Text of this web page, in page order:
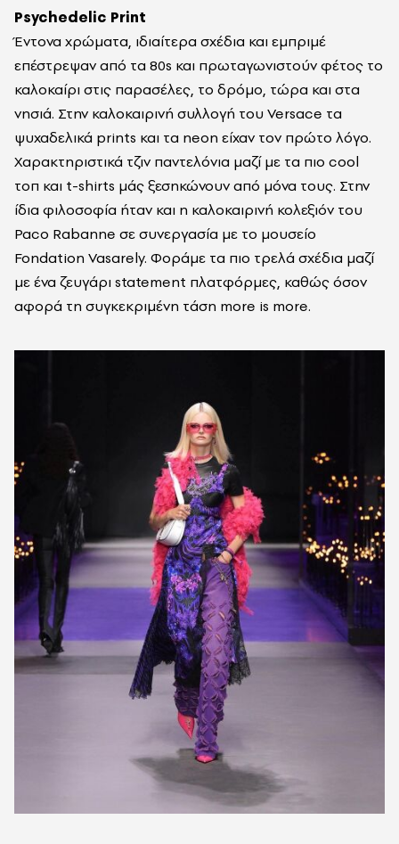
Psychedelic Print
Έντονα χρώματα, ιδιαίτερα σχέδια και εμπριμέ
επέστρεψαν από τα 80s και πρωταγωνιστούν φέτος το
καλοκαίρι στις παρασέλες, το δρόμο, τώρα και στα
νησιά. Στην καλοκαιρινή συλλογή του Versace τα
ψυχαδελικά prints και τα neon είχαν τον πρώτο λόγο.
Χαρακτηριστικά τζιν παντελόνια μαζί με τα πιο cool
τοπ και t-shirts μάς ξεσηκώνουν από μόνα τους. Στην
ίδια φιλοσοφία ήταν και η καλοκαιρινή κολεξιόν του
Paco Rabanne σε συνεργασία με το μουσείο
Fondation Vasarely. Φοράμε τα πιο τρελά σχέδια μαζί
με ένα ζευγάρι statement πλατφόρμες, καθώς όσον
αφορά τη συγκεκριμένη τάση more is more.